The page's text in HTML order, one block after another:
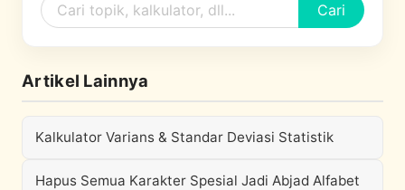
Cari
Artikel Lainnya
Kalkulator Varians & Standar Deviasi Statistik
Hapus Semua Karakter Spesial Jadi Abjad Alfabet